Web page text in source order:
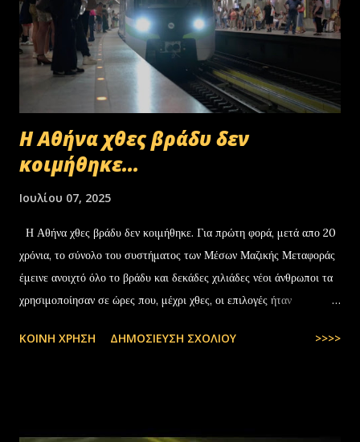
Η Αθήνα χθες βράδυ δεν
κοιμήθηκε...
Ιουλίου 07, 2025
Η Αθήνα χθες βράδυ δεν κοιμήθηκε. Για πρώτη φορά, μετά απο 20
χρόνια, το σύνολο του συστήματος των Μέσων Μαζικής Μεταφοράς
έμεινε ανοιχτό όλο το βράδυ και δεκάδες χιλιάδες νέοι άνθρωποι τα
χρησιμοποίησαν σε ώρες που, μέχρι χθες, οι επιλογές ήταν
2025
ΚΟΙΝΉ ΧΡΉΣΗ ΔΗΜΟΣΊΕΥΣΗ ΣΧΟΛΊΟΥ >>>>